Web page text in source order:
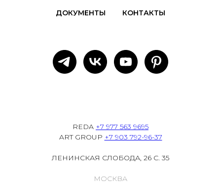
ДОКУМЕНТЫ КОНТАКТЫ
REDA +7 977 563 9695
ART GROUP +7 903 792-96-37
ЛЕНИНСКАЯ СЛОБОДА, 26 С. 35
МОСКВА